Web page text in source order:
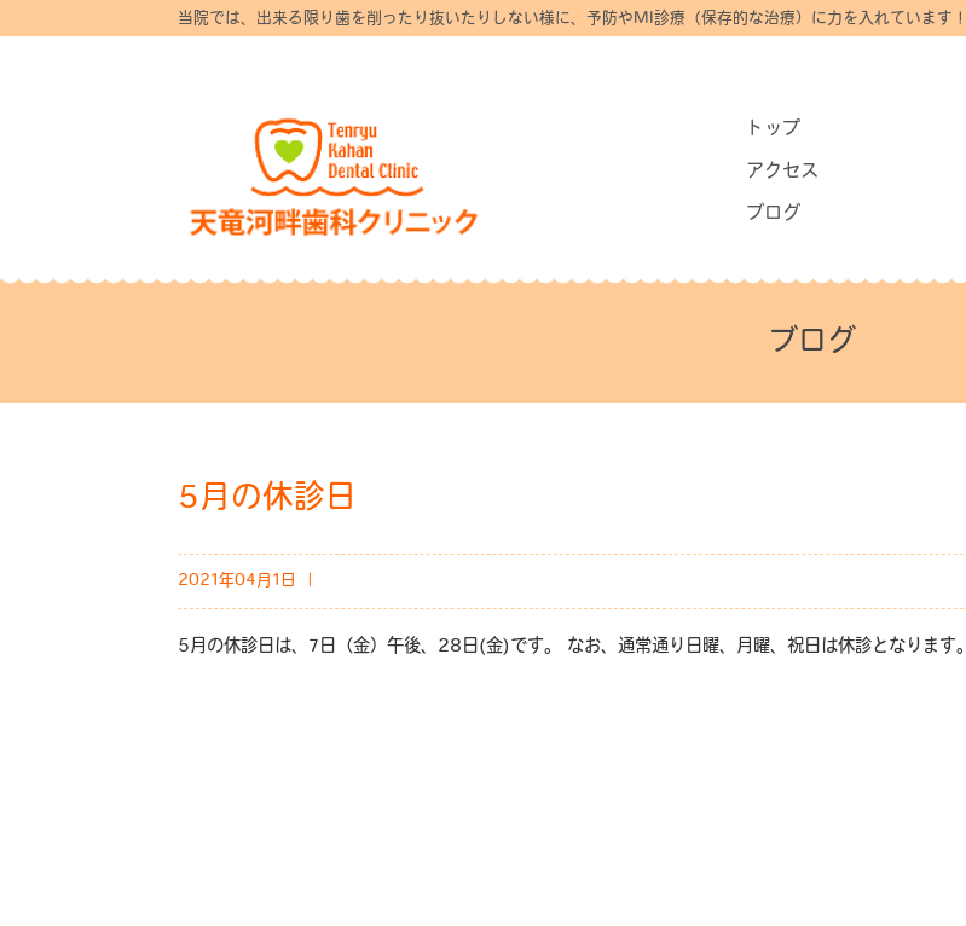
当院では、出来る限り歯を削ったり抜いたりしない様に、予防やMI診療（保存的な治療）に力を入れています！
トップ
アクセス
ブログ
ブログ
5月の休診日
2021年04月1日 ｜
5月の休診日は、7日（金）午後、28日(金)です。 なお、通常通り日曜、月曜、祝日は休診となります。